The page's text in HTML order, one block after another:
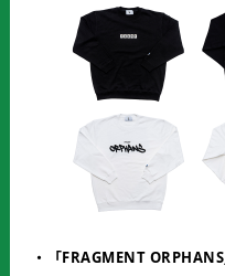
・「FRAGMENT ORPHANS